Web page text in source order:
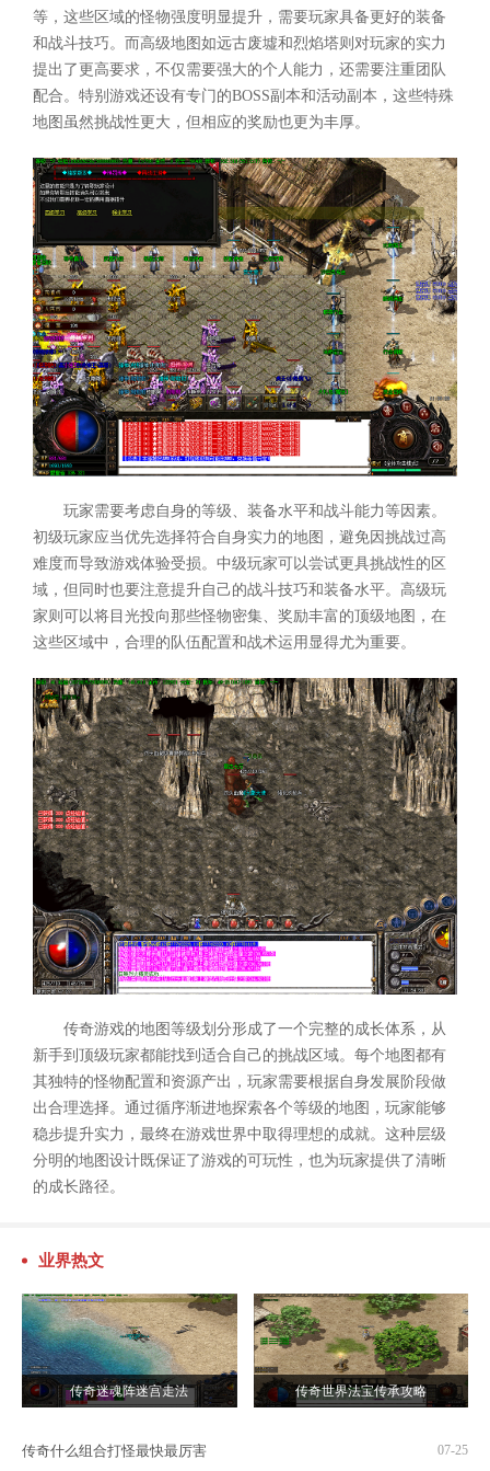
等，这些区域的怪物强度明显提升，需要玩家具备更好的装备
和战斗技巧。而高级地图如远古废墟和烈焰塔则对玩家的实力
提出了更高要求，不仅需要强大的个人能力，还需要注重团队
配合。特别游戏还设有专门的BOSS副本和活动副本，这些特殊
地图虽然挑战性更大，但相应的奖励也更为丰厚。
玩家需要考虑自身的等级、装备水平和战斗能力等因素。
初级玩家应当优先选择符合自身实力的地图，避免因挑战过高
难度而导致游戏体验受损。中级玩家可以尝试更具挑战性的区
域，但同时也要注意提升自己的战斗技巧和装备水平。高级玩
家则可以将目光投向那些怪物密集、奖励丰富的顶级地图，在
这些区域中，合理的队伍配置和战术运用显得尤为重要。
传奇游戏的地图等级划分形成了一个完整的成长体系，从
新手到顶级玩家都能找到适合自己的挑战区域。每个地图都有
其独特的怪物配置和资源产出，玩家需要根据自身发展阶段做
出合理选择。通过循序渐进地探索各个等级的地图，玩家能够
稳步提升实力，最终在游戏世界中取得理想的成就。这种层级
分明的地图设计既保证了游戏的可玩性，也为玩家提供了清晰
的成长路径。
业界热文
传奇迷魂阵迷宫走法 传奇世界法宝传承攻略
传奇什么组合打怪最快最厉害 07-25